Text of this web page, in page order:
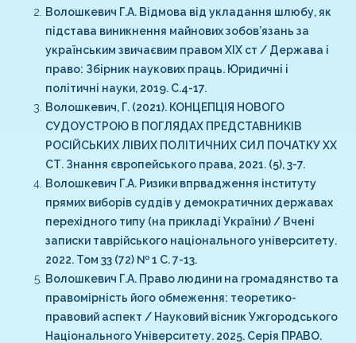
Волошкевич Г.А. Відмова від укладання шлюбу, як
підстава виникнення майнових зобов’язань за
українським звичаєвим правом ХІХ ст / Держава і
право: Збірник наукових праць. Юридичні і
політичні науки, 2019. С.4-17.
Волошкевич, Г. (2021). КОНЦЕПЦІЯ НОВОГО
СУДОУСТРОЮ В ПОГЛЯДАХ ПРЕДСТАВНИКІВ
РОСІЙСЬКИХ ЛІВИХ ПОЛІТИЧНИХ СИЛ ПОЧАТКУ ХХ
СТ. Знання європейського права, 2021. (5), 3-7.
Волошкевич Г.А. Ризики впрвадження інституту
прямих виборів суддів у демократичних державах
перехідного типу (на прикладі України) / Вчені
записки таврійського національного університету.
2022. Том 33 (72) № 1 С. 7-13.
Волошкевич Г.А. Право людини на громадянство та
правомірність його обмеження: теоретико-
правовий аспект / Науковий вісник Ужгородського
Національного Університету. 2025. Серія ПРАВО.